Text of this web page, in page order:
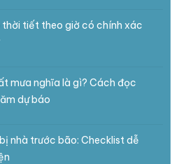
thời tiết theo giờ có chính xác
mưa nghĩa là gì? Cách đọc
dự báo
nhà trước bão: Checklist dễ